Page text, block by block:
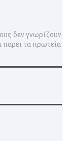
δεν γνωρίζουν
πάρει τα πρωτεία